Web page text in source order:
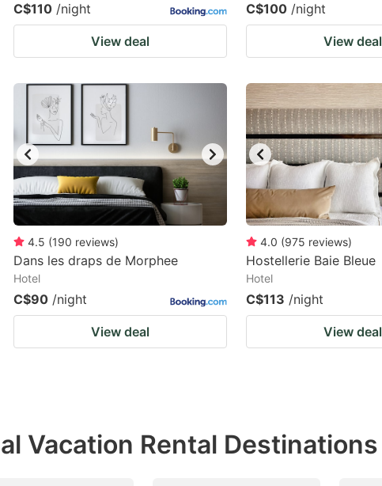
C$110 /night
View deal
C$100 /night
View deal
4.5 (190 reviews)
Dans les draps de Morphee
Hotel
C$90 /night
View deal
4.0 (975 reviews)
Hostellerie Baie Bleue
Hotel
C$113 /night
View deal
Vacation Rental Destinations